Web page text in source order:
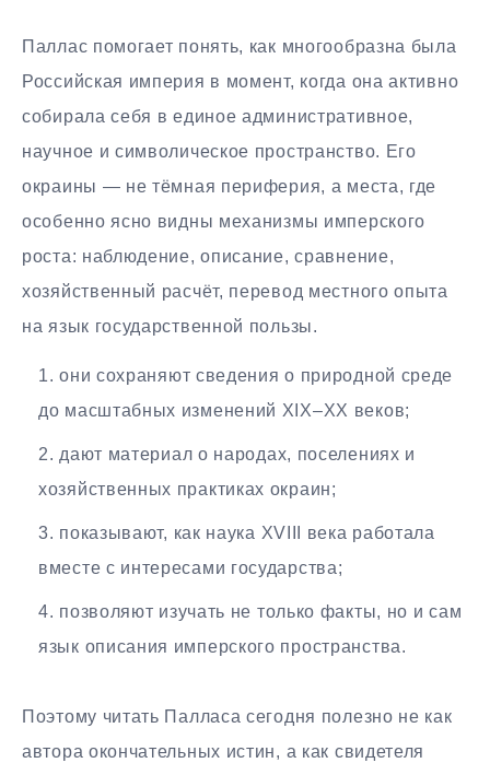
Паллас помогает понять, как многообразна была
Российская империя в момент, когда она активно
собирала себя в единое административное,
научное и символическое пространство. Его
окраины — не тёмная периферия, а места, где
особенно ясно видны механизмы имперского
роста: наблюдение, описание, сравнение,
хозяйственный расчёт, перевод местного опыта
на язык государственной пользы.
они сохраняют сведения о природной среде
до масштабных изменений XIX–XX веков;
дают материал о народах, поселениях и
хозяйственных практиках окраин;
показывают, как наука XVIII века работала
вместе с интересами государства;
позволяют изучать не только факты, но и сам
язык описания имперского пространства.
Поэтому читать Палласа сегодня полезно не как
автора окончательных истин, а как свидетеля